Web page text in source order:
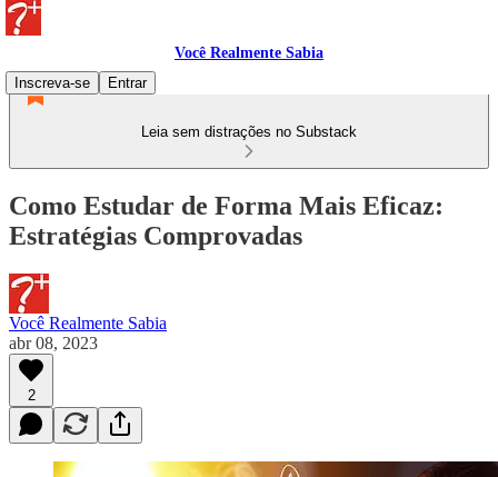
Você Realmente Sabia
Inscreva-se
Entrar
Leia sem distrações no Substack
Como Estudar de Forma Mais Eficaz:
Estratégias Comprovadas
Você Realmente Sabia
abr 08, 2023
2